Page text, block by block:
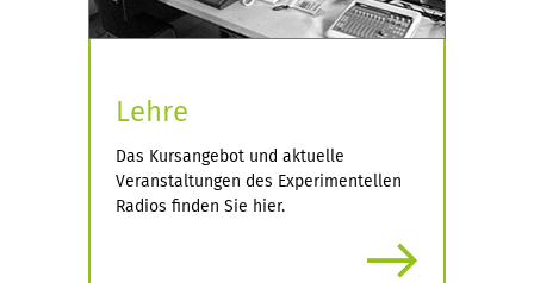
Lehre
Das Kursangebot und aktuelle
Veranstaltungen des Experimentellen
Radios finden Sie hier.